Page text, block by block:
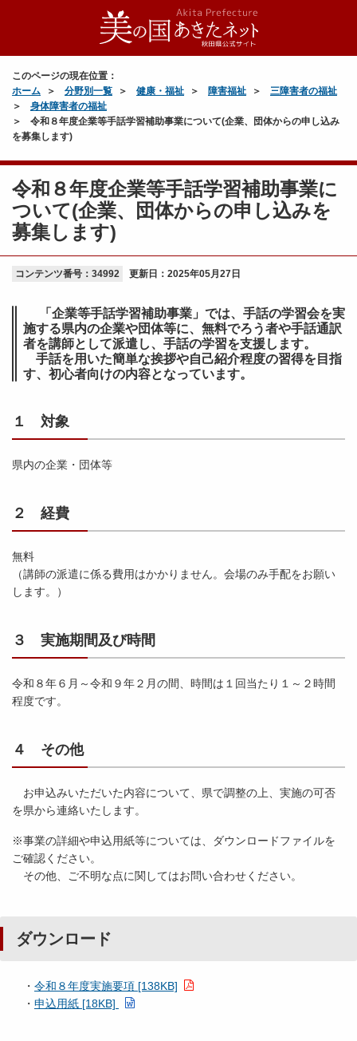
このページの現在位置：
ホーム
分野別一覧 健康・福祉 障害福祉
三障害者の福祉
身体障害者の福祉
令和８年度企業等手話学習補助事業について(企業、団体からの申し込み
を募集します)
令和８年度企業等手話学習補助事業に
ついて(企業、団体からの申し込みを
募集します)
コンテンツ番号：34992 更新日： 2025年05月27日
「企業等手話学習補助事業」では、手話の学習会を実
施する県内の企業や団体等に、無料でろう者や手話通訳
者を講師として派遣し、手話の学習を支援します。
手話を用いた簡単な挨拶や自己紹介程度の習得を目指
す、初心者向けの内容となっています。
１ 対象
県内の企業・団体等
２ 経費
無料
（講師の派遣に係る費用はかかりません。会場のみ手配をお願い
します。）
３ 実施期間及び時間
令和８年６月～令和９年２月の間、時間は１回当たり１～２時間
程度です。
４ その他
お申込みいただいた内容について、県で調整の上、実施の可否
を県から連絡いたします。
※事業の詳細や申込用紙等については、ダウンロードファイルを
ご確認ください。
その他、ご不明な点に関してはお問い合わせください。
ダウンロード
・ 令和８年度実施要項 [138KB]
・ 申込用紙 [18KB]